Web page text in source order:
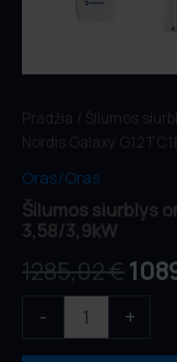
Pradžia / Šilumos
Nordis Galaxy
Oras/Oras
Šilumos siurblys
3,58/3,9kW
1285,02€
- +